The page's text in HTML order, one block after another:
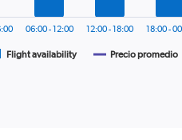
Flight availability Precio promedio
06:00 - 12:00 12:00 - 18:00 18:00 -